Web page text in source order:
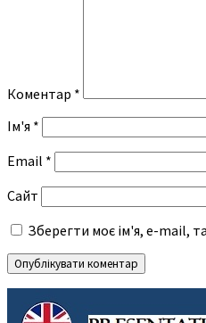
Коментар *
Ім'я *
Email *
Сайт
Зберегти моє ім'я, e-mail,